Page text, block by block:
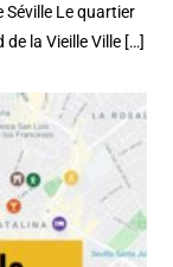
Le quartier
la Vieille Ville […]